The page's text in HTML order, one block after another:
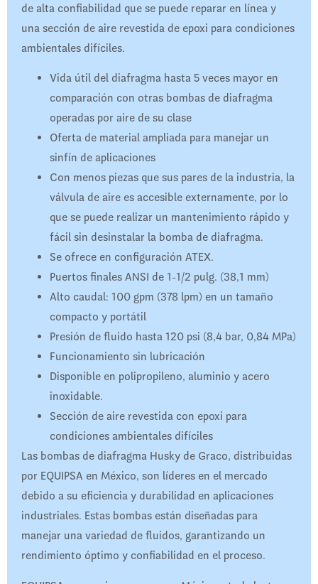
de alta confiabilidad que se puede reparar en línea y
una sección de aire revestida de epoxi para condiciones
ambientales difíciles.
Vida útil del diafragma hasta 5 veces mayor en
comparación con otras bombas de diafragma
operadas por aire de su clase
Oferta de material ampliada para manejar un
sinfín de aplicaciones
Con menos piezas que sus pares de la industria, la
válvula de aire es accesible externamente, por lo
que se puede realizar un mantenimiento rápido y
fácil sin desinstalar la bomba de diafragma.
Se ofrece en configuración ATEX.
Puertos finales ANSI de 1-1/2 pulg. (38,1 mm)
Alto caudal: 100 gpm (378 lpm) en un tamaño
compacto y portátil
Presión de fluido hasta 120 psi (8,4 bar, 0,84 MPa)
Funcionamiento sin lubricación
Disponible en polipropileno, aluminio y acero
inoxidable.
Sección de aire revestida con epoxi para
condiciones ambientales difíciles
Las bombas de diafragma Husky de Graco, distribuidas
por EQUIPSA en México, son líderes en el mercado
debido a su eficiencia y durabilidad en aplicaciones
industriales. Estas bombas están diseñadas para
manejar una variedad de fluidos, garantizando un
rendimiento óptimo y confiabilidad en el proceso.